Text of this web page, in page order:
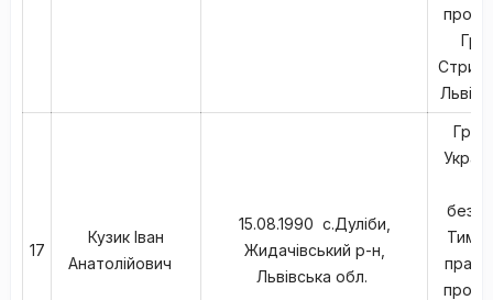
17
Кузик Іван
Анатолійович
15.08.1990 с.Дуліби,
Жидачівський р-н,
Львівська обл.